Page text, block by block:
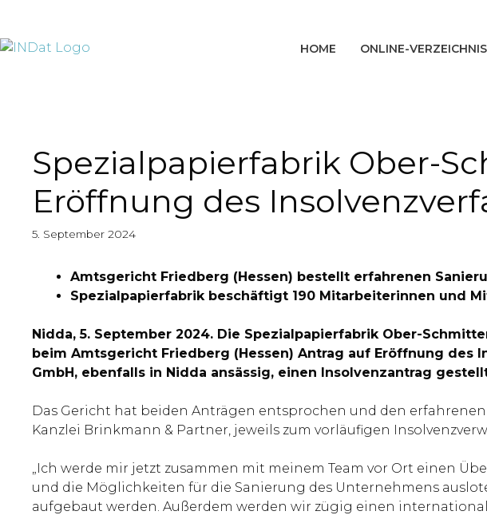
HOME ONLINE-VERZEICHNIS
Spezialpapierfabrik Ober-
Eröffnung des
5. September 2024
Amtsgericht Friedberg (Hessen) bestellt erfahrenen
Spezialpapierfabrik beschäftigt 190 Mitarbeiterinnen und
Nidda, 5. September 2024. Die Spezialpapierfabrik Ober-
beim Amtsgericht Friedberg (Hessen) Antrag auf Eröffnung des
GmbH, ebenfalls in Nidda ansässig, einen Insolvenzantrag
Das Gericht hat beiden Anträgen entsprochen und den
Kanzlei Brinkmann & Partner, jeweils zum vorläufigen
„Ich werde mir jetzt zusammen mit meinem Team vor Ort einen
und die Möglichkeiten für die Sanierung des Unternehmens
aufgebaut werden. Außerdem werden wir zügig einen